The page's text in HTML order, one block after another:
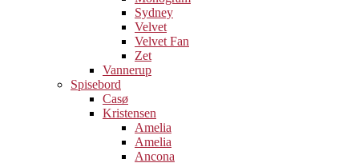
Sydney
Velvet
Velvet Fan
Zet
Vannerup
Spisebord
Casø
Kristensen
Amelia
Amelia
Ancona